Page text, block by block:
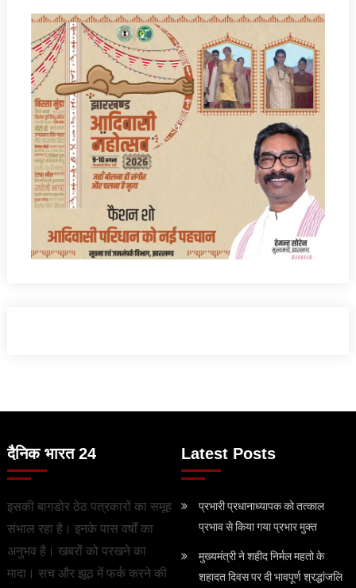
दैनिक भारत 24
इसकी बागडोर ठेठ पत्रकारों का समूह
संभाल रहा है। इनके पास वर्षों का
अनुभव है। खबरों को परखने का
मादा। सच और झूठ में फर्क करने की
Latest Posts
प्रभारी प्रधानाध्यापक को तत्काल
प्रभाव से किया गया प्रभार मुक्त
मुख्यमंत्री ने शहीद निर्मल महतो के
शहादत दिवस पर दी भावपूर्ण श्रद्धांजलि